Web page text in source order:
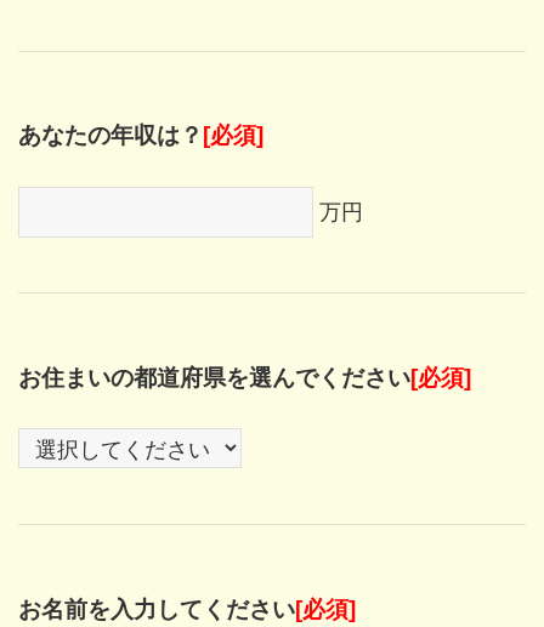
あなたの年収は？ [必須]
万円
お住まいの都道府県を選んでください[必須]
お名前を入力してください[必須]